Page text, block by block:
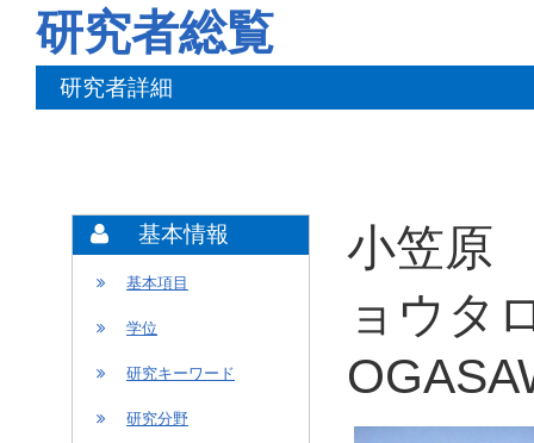
研究者総覧
研究者詳細
基本情報
基本項目
学位
研究キーワード
研究分野
小笠原
ョウタ